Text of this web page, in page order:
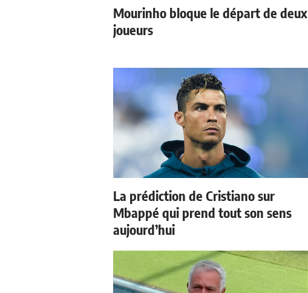
Mourinho bloque le départ de deux
joueurs
La prédiction de Cristiano sur
Mbappé qui prend tout son sens
aujourd’hui